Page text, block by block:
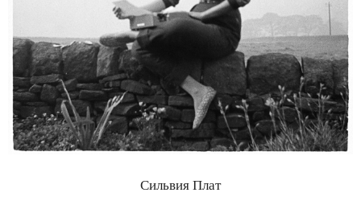
Сильвия Плат